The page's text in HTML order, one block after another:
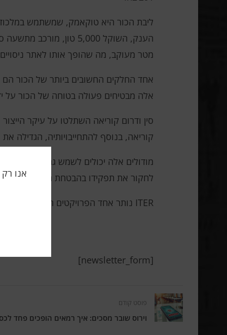
ליבת הכור היא טוקאמק, שמשתמש
מטר מעוקב, מה שהופך אותו לאתר ניסויים
אחד החלקים החשובים ביותר של הכור הם
אלה מבטיחים פעולה בטוחה של הכור על
קוריאה, בנוסף להתחייבויותיה, הגדילה
מודולים אלה יכולים לשמש גם לייצור
לחקור את תפקידו בהבטחת הקיימות
ITER נותר אחד הפרויקטים המדעיים השאפתניים ביותר של זמננו, שמטרתו ליצור פתרון ארוך טווח לבעיית האנרגיה.
[newsletter_form]
פוסט קודם
וירוס שובר מסכים: איך רמאים הופכים פחד